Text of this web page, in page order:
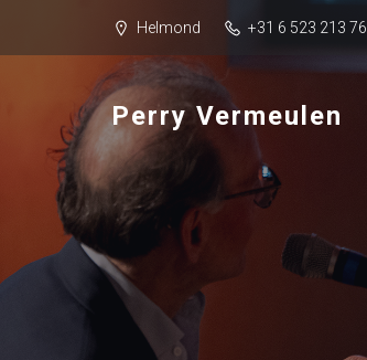
Helmond +31 6 523 213 76
Perry Vermeulen